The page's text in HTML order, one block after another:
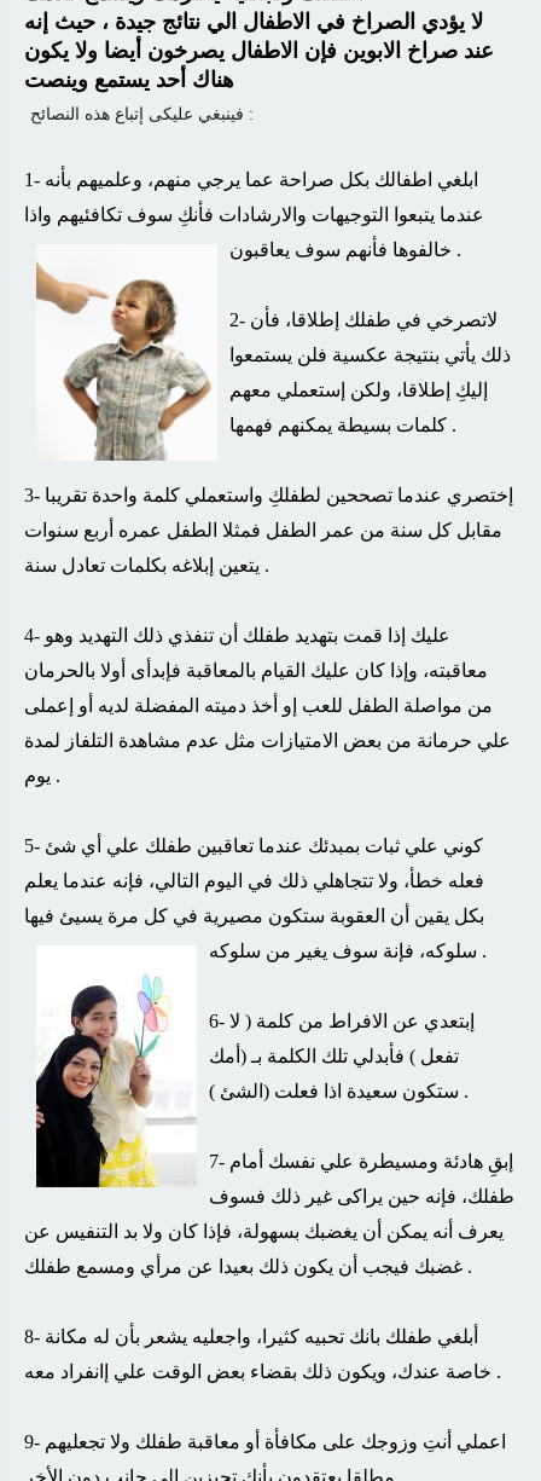
لا يؤدي الصراخ في الاطفال الي نتائج جيدة ، حيث إنه
عند صراخ الابوين فإن الاطفال يصرخون أيضا ولا يكون
هناك أحد يستمع وينصت
:
1- ابلغي اطفالك بكل صراحة عما يرجي منهم، وعلميهم بأنه
عندما يتبعوا التوجيهات والارشادات فأنكِ سوف تكافئيهم واذا
.
2- لاتصرخي في طفلك إطلاقا، فأن
ذلك يأتي بنتيجة عكسية فلن يستمعوا
إليكِ إطلاقا، ولكن إستعملي معهم
.
3- إختصري عندما تصححين لطفلكِ واستعملي كلمة واحدة تقريبا
مقابل كل سنة من عمر الطفل فمثلا الطفل عمره أربع سنوات
.
4- عليك إذا قمت بتهديد طفلك أن تنفذي ذلك التهديد وهو
معاقبته، وإذا كان عليك القيام بالمعاقبة فإبدأى أولا بالحرمان
من مواصلة الطفل للعب إو أخذ دميته المفضلة لديه أو إعملى
علي حرمانة من بعض الامتيازات مثل عدم مشاهدة التلفاز لمدة
.
5- كوني علي ثبات بمبدئك عندما تعاقبين طفلك علي أي شئ
فعله خطأ، ولا تتجاهلي ذلك في اليوم التالي، فإنه عندما يعلم
بكل يقين أن العقوبة ستكون مصيرية في كل مرة يسيئ فيها
.
6- إبتعدي عن الافراط من كلمة ( لا
تفعل ) فأبدلي تلك الكلمة بـ (أمك
ستكون سعيدة اذا فعلت (الشئ ) .
7- إبقِ هادئة ومسيطرة علي نفسك أمام
طفلك، فإنه حين يراكى غير ذلك فسوف
يعرف أنه يمكن أن يغضبك بسهولة، فإذا كان ولا بد التنفيس عن
.
8- أبلغي طفلك بانك تحبيه كثيرا، واجعليه يشعر بأن له مكانة
.
9- اعملي أنتِ وزوجك على مكافأة أو معاقبة طفلك ولا تجعليهم
مطلقا يعتقدون بأنك تحيزين الي جانب دون الأخر